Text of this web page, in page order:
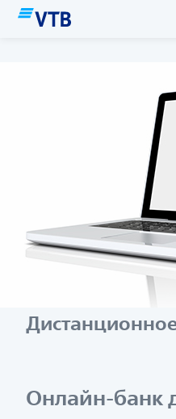
Онлайн-банк